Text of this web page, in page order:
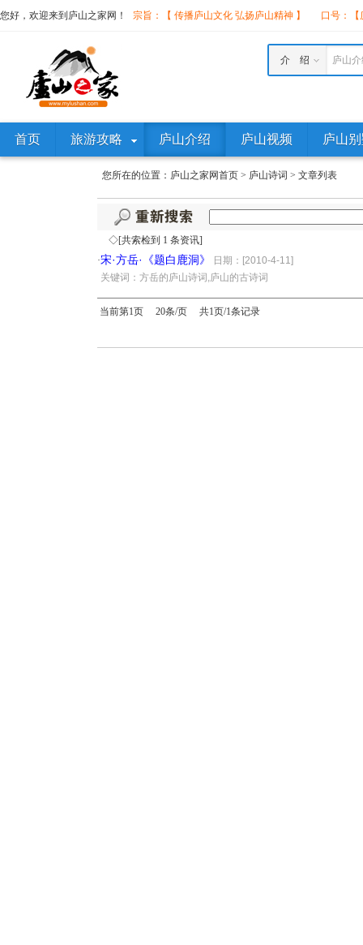
您好，欢迎来到庐山之家网！ 宗旨：【 传播庐山文化 弘扬庐山精神 】 口号：
庐山
介 绍
首页 旅游攻略 庐山介绍 庐山视频 庐山
您所在的位置： 庐山之家网首页 > 庐山诗词 > 文章列表
◇[共索检到 1 条资讯]
·宋·方岳·《题白鹿洞》
日期：[2010-4-11]
关键词：方岳的庐山诗词,庐山的古诗词
当前第1页 20条/页 共1页/1条记录